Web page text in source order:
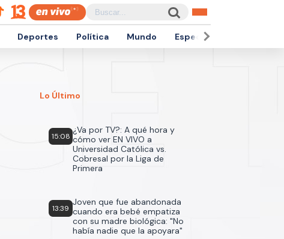
Deportes Política Mundo Espectáculos
Lo Último
15:08
¿Va por TV?: A qué hora y
cómo ver EN VIVO a
Universidad Católica vs.
Cobresal por la Liga de
Primera
13:39
Joven que fue abandonada
cuando era bebé empatiza
con su madre biológica: "No
había nadie que la apoyara"